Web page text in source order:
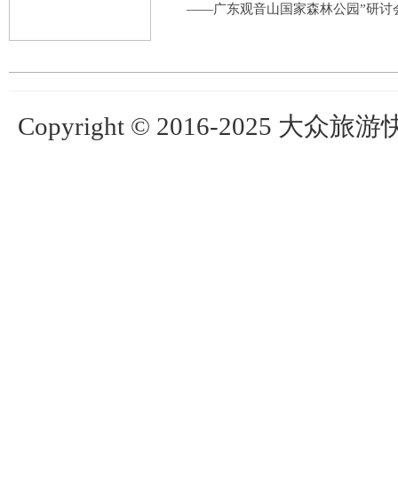
——广东观音山国家森林公园”研讨
Copyright © 2016-2025 大众旅